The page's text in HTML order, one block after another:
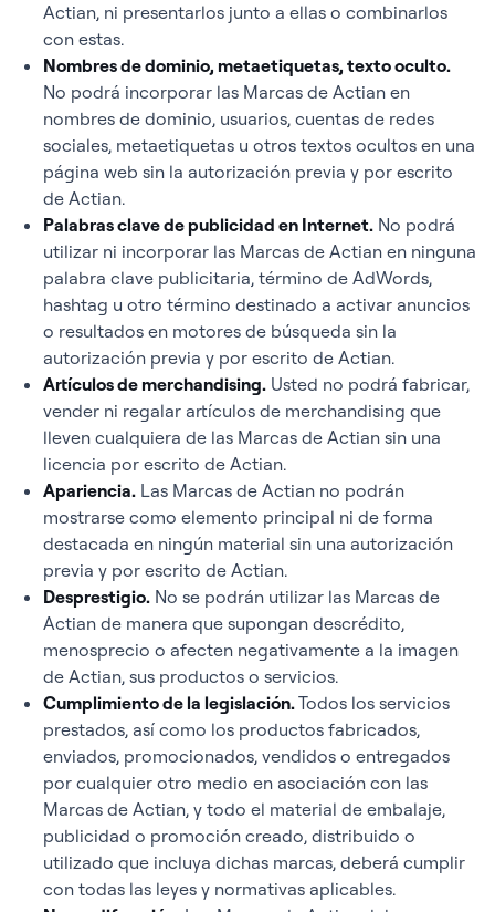
Actian, ni presentarlos junto a ellas o combinarlos
con estas.
Nombres de dominio, metaetiquetas, texto oculto.
No podrá incorporar las Marcas de Actian en
nombres de dominio, usuarios, cuentas de redes
sociales, metaetiquetas u otros textos ocultos en una
página web sin la autorización previa y por escrito
de Actian.
Palabras clave de publicidad en Internet. No podrá
utilizar ni incorporar las Marcas de Actian en ninguna
palabra clave publicitaria, término de AdWords,
hashtag u otro término destinado a activar anuncios
o resultados en motores de búsqueda sin la
autorización previa y por escrito de Actian.
Artículos de merchandising. Usted no podrá fabricar,
vender ni regalar artículos de merchandising que
lleven cualquiera de las Marcas de Actian sin una
licencia por escrito de Actian.
Apariencia. Las Marcas de Actian no podrán
mostrarse como elemento principal ni de forma
destacada en ningún material sin una autorización
previa y por escrito de Actian.
Desprestigio. No se podrán utilizar las Marcas de
Actian de manera que supongan descrédito,
menosprecio o afecten negativamente a la imagen
de Actian, sus productos o servicios.
Cumplimiento de la legislación.Todos los servicios
prestados, así como los productos fabricados,
enviados, promocionados, vendidos o entregados
por cualquier otro medio en asociación con las
Marcas de Actian, y todo el material de embalaje,
publicidad o promoción creado, distribuido o
utilizado que incluya dichas marcas, deberá cumplir
con todas las leyes y normativas aplicables.